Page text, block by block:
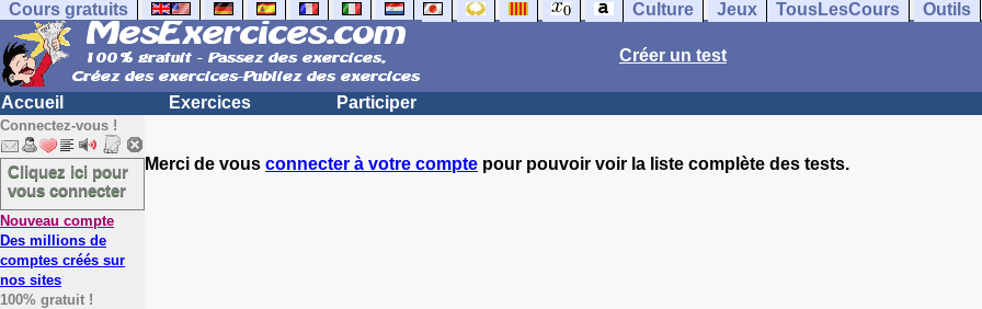
Cours gratuits Culture Jeux TousLesCours Outils
Créer un test
Accueil Exercices Participer
Connectez-vous !
Cliquez ici pour
vous connecter
Nouveau compte
Des millions de
comptes créés sur
nos sites
100% gratuit !
Merci de vous connecter à votre compte pour pouvoir voir la liste complète des tests.